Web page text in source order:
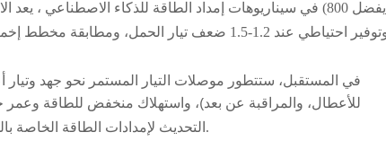
في سيناريوهات إمداد الطاقة للذكاء الاصطناعي ، يعد
في المستقبل، ستتطور موصلات التيار المستمر
للأعطال، والمراقبة عن بعد)، واستهلاك منخفض للطاقة
التحديث لإمدادات الطاقة الخاصة وتمكين التطوير عالي الجودة لصناعة الذكاء الاصطناعي.